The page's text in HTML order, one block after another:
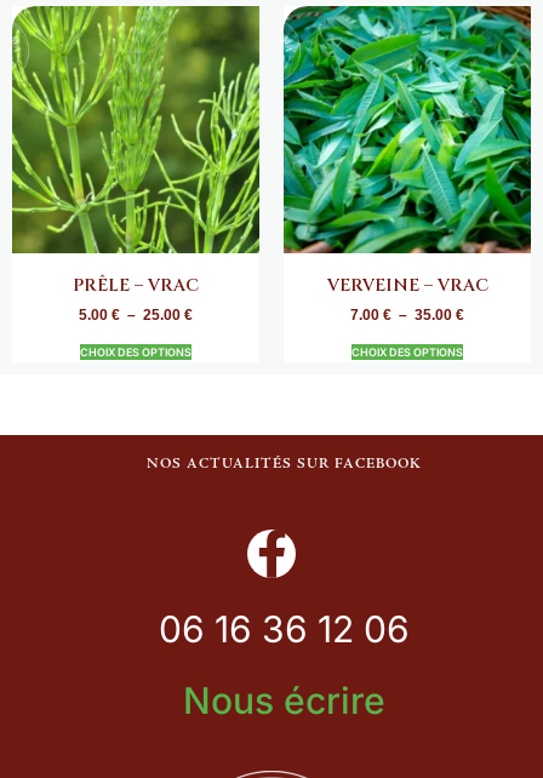
PRÊLE – VRAC
5.00 € – 25.00 €
CHOIX DES OPTIONS
VERVEINE – VRAC
7.00 € – 35.00 €
CHOIX DES OPTIONS
NOS ACTUALITÉS SUR FACEBOOK
06 16 36 12 06
Nous écrire